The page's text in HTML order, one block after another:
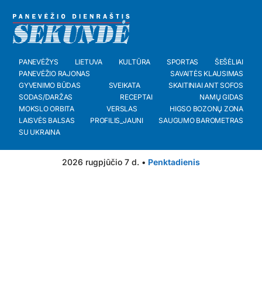
PANEVĖŽYS LIETUVA KULTŪRA SPORTAS
ŠEŠĖLIAI
PANEVĖŽIO RAJONAS
SAVAITĖS KLAUSIMAS
GYVENIMO BŪDAS
SVEIKATA
SKAITINIAI ANT SOFOS
SODAS/DARŽAS
RECEPTAI
NAMŲ GIDAS
MOKSLO ORBITA
VERSLAS
HIGSO BOZONŲ ZONA
LAISVĖS BALSAS
PROFILIS_JAUNI
SAUGUMO BAROMETRAS
SU UKRAINA
2026 rugpjūčio 7 d. • Penktadienis